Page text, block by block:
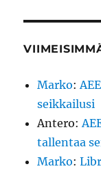
Marko:
seikkailusi
Antero:
tallentaa
Marko: